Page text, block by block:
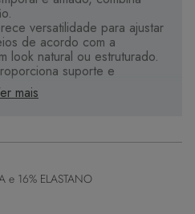
versatilidade para ajustar
de acordo com a
look natural ou estruturado.
suporte e
para um ajuste seguro
e bem-estar.
design elegante e
maior versatilidade.
mais
e 16% ELASTANO